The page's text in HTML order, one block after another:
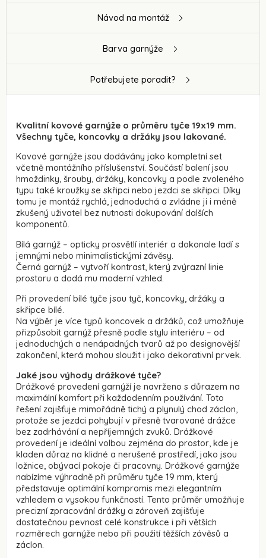
Návod na montáž
Barva garnýže
Potřebujete poradit?
Kvalitní kovové garnýže o průměru tyče 19x19 mm.
Všechny tyče, koncovky a držáky jsou lakované.
Kovové garnýže jsou dodávány jako kompletní set
včetně montážního příslušenství. Součástí balení jsou
hmoždinky, šrouby, držáky, koncovky a podle zvoleného
typu také kroužky se skřipci nebo jezdci se skřipci. Díky
tomu je montáž rychlá, jednoduchá a zvládne ji i méně
zkušený uživatel bez nutnosti dokupování dalších
komponentů.
Bílá garnýž – opticky prosvětlí interiér a dokonale ladí s
jemnými nebo minimalistickými závěsy.
Černá garnýž – vytvoří kontrast, který zvýrazní linie
prostoru a dodá mu moderní vzhled.
Při provedení bílé tyče jsou tyč, koncovky, držáky a
skřipce bílé.
Na výběr je více typů koncovek a držáků, což umožňuje
přizpůsobit garnýž přesně podle stylu interiéru – od
jednoduchých a nenápadných tvarů až po designovější
zakončení, která mohou sloužit i jako dekorativní prvek.
Jaké jsou výhody drážkové tyče?
Drážkové provedení garnýží je navrženo s důrazem na
maximální komfort při každodenním používání. Toto
řešení zajišťuje mimořádně tichý a plynulý chod záclon,
protože se jezdci pohybují v přesně tvarované drážce
bez zadrhávání a nepříjemných zvuků. Drážkové
provedení je ideální volbou zejména do prostor, kde je
kladen důraz na klidné a nerušené prostředí, jako jsou
ložnice, obývací pokoje či pracovny. Drážkové garnýže
nabízíme výhradně při průměru tyče 19 mm, který
představuje optimální kompromis mezi elegantním
vzhledem a vysokou funkčností. Tento průměr umožňuje
precizní zpracování drážky a zároveň zajišťuje
dostatečnou pevnost celé konstrukce i při větších
rozměrech garnýže nebo při použití těžších závěsů a
záclon.